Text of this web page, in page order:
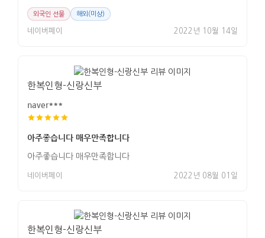
외국인 선물 해외(미상)
네이버페이 2022년 10월 14일
한복인형-신랑신부
naver***
아주좋습니다 매우만족합니다
아주좋습니다 매우만족합니다
네이버페이 2022년 08월 01일
한복인형-신랑신부